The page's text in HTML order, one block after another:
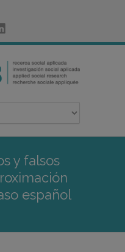
y falsos
español